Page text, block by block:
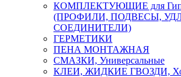
КОМПЛЕКТУЮЩИЕ для
(ПРОФИЛИ, ПОДВЕСЫ,
СОЕДИНИТЕЛИ)
ГЕРМЕТИКИ
ПЕНА МОНТАЖНАЯ
СМАЗКИ, Универсальные
КЛЕИ, ЖИДКИЕ ГВОЗДИ,